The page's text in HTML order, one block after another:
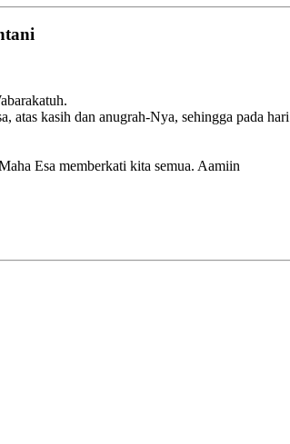
atas kasih dan anugrah-Nya, sehingga pada
Esa memberkati kita semua. Aamiin